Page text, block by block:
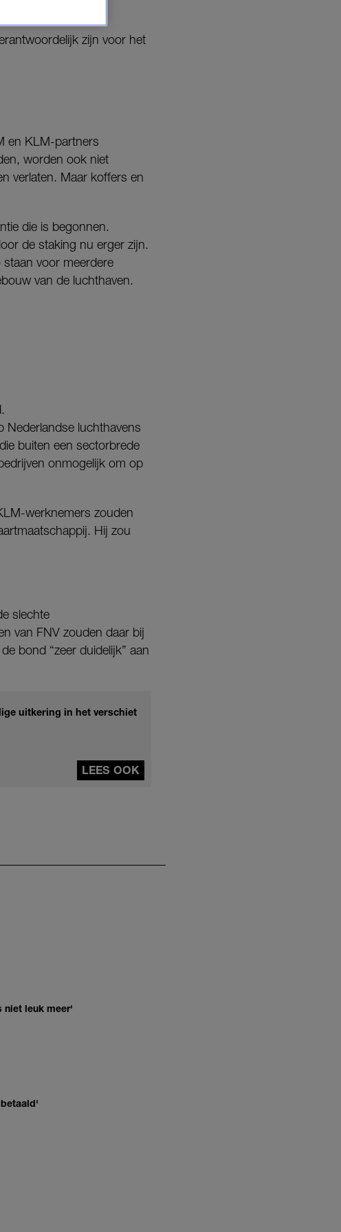
zijn voor het
en KLM-partners
worden ook niet
verlaten. Maar koffers en
die is begonnen.
de staking nu erger zijn.
staan voor meerdere
van de luchthaven.
Nederlandse luchthavens
buiten een sectorbrede
onmogelijk om op
werknemers zouden
Hij zou
slechte
van FNV zouden daar bij
bond “zeer duidelijk” aan
uitkering in het verschiet
LEES OOK
niet leuk meer'